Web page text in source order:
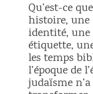
Qu’est-ce
histoire,
identité,
étiquette,
les temps
l’époque de
judaïsme n’a